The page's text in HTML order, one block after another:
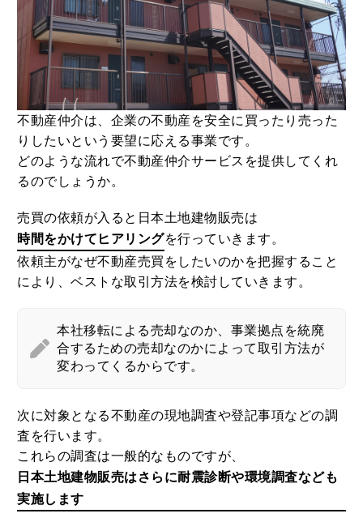
不動産仲介は、企業の不動産を安全に買ったり売った
りしたいという要望に応える事業です。
どのような流れで不動産仲介サービスを提供してくれ
るのでしょうか。
売買の依頼が入ると日本土地建物販売は
時間をかけてヒアリングを行っていきます。
依頼主がなぜ不動産売買をしたいのかを把握すること
により、ベストな取引方法を検討していきます。
本社移転による売却なのか、事業拠点を統廃
合するための売却なのかによって取引方法が
変わってくるからです。
次に対象となる不動産の現地調査や登記事項などの調
査を行います。
これらの調査は一般的なものですが、
日本土地建物販売はさらに耐震診断や環境調査なども
実施します